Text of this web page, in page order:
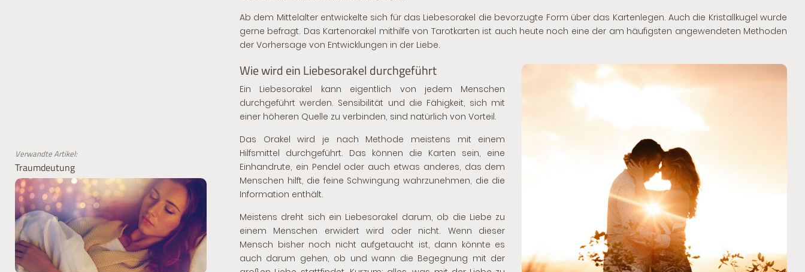
Verwandte Artikel:
Traumdeutung
Ab dem Mittelalter entwickelte sich für das Liebesorakel die bevorzugte Form über das Kartenlegen. Auch die Kristallkugel wurde
gerne befragt. Das Kartenorakel mithilfe von Tarotkarten ist auch heute noch eine der am häufigsten angewendeten Methoden
der Vorhersage von Entwicklungen in der Liebe.
Wie wird ein Liebesorakel durchgeführt
Ein Liebesorakel kann eigentlich von jedem Menschen
durchgeführt werden. Sensibilität und die Fähigkeit, sich mit
einer höheren Quelle zu verbinden, sind natürlich von Vorteil.
Das Orakel wird je nach Methode meistens mit einem
Hilfsmittel durchgeführt. Das können die Karten sein, eine
Einhandrute, ein Pendel oder auch etwas anderes, das dem
Menschen hilft, die feine Schwingung wahrzunehmen, die die
Information enthält.
Meistens dreht sich ein Liebesorakel darum, ob die Liebe zu
einem Menschen erwidert wird oder nicht. Wenn dieser
Mensch bisher noch nicht aufgetaucht ist, dann könnte es
auch darum gehen, ob und wann die Begegnung mit der